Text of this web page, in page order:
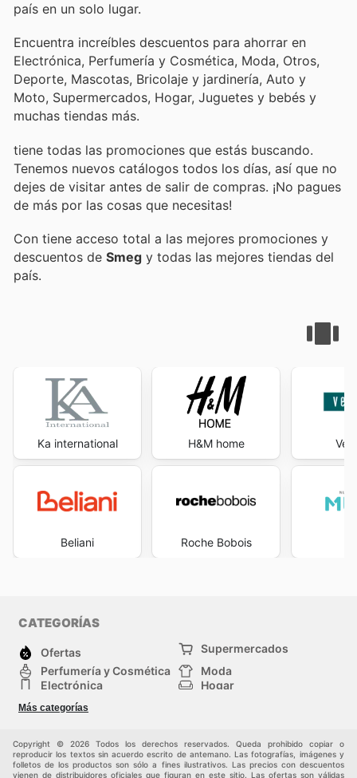
país en un solo lugar.
Encuentra increíbles descuentos para ahorrar en
Electrónica, Perfumería y Cosmética, Moda, Otros,
Deporte, Mascotas, Bricolaje y jardinería, Auto y
Moto, Supermercados, Hogar, Juguetes y bebés y
muchas tiendas más.
tiene todas las promociones que estás buscando.
Tenemos nuevos catálogos todos los días, así que no
dejes de visitar antes de salir de compras. ¡No pagues
de más por las cosas que necesitas!
Con tiene acceso total a las mejores promociones y
descuentos de Smeg y todas las mejores tiendas del
país.
Ka international
Beliani
H&M home
Roche Bobois
CATEGORÍAS
Ofertas
Supermercados
Perfumería y Cosmética
Moda
Electrónica
Hogar
Deporte
Juguetes y bebés
Más categorías
Copyright © 2026 Todos los derechos reservados. Queda prohibido copiar o
reproducir los textos sin acuerdo escrito de antemano. Las fotografías, imágenes y
folletos de los productos son sólo a fines ilustrativos. Las precios con descuentos
vienen de distribuidores oficiales que figuran en este sitio. Las ofertas son válidas